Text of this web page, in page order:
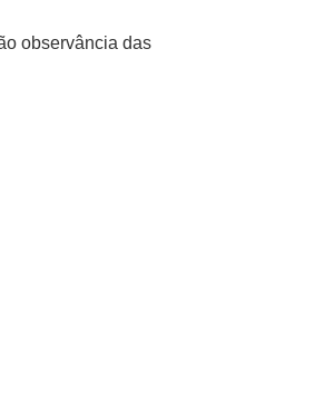
observância das